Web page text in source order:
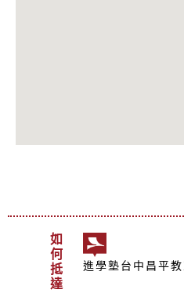
如何抵達 進學塾台中昌平